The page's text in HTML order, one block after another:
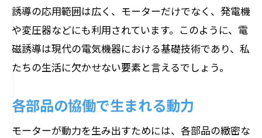
誘導の応用範囲は広く、モーターだけでなく、発電機
や変圧器などにも利用されています。このように、電
磁誘導は現代の電気機器における基礎技術であり、私
たちの生活に欠かせない要素と言えるでしょう。
各部品の協働で生まれる動力
モーターが動力を生み出すためには、各部品の緻密な